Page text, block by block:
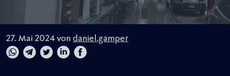
27. Mai 2024 von daniel.gamper